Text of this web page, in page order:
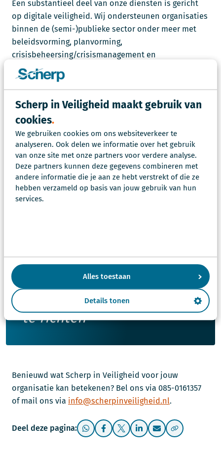
Scherp in Veiligheid maakt gebruik van
cookies
We gebruiken cookies om ons websiteverkeer te
analyseren. Ook delen we informatie over het gebruik
van onze site met onze partners voor verdere analyse.
Deze partners kunnen deze gegevens combineren met
andere informatie die je aan ze hebt verstrekt of die ze
hebben verzameld op basis van jouw gebruik van hun
services.
Alles toestaan
Details tonen
Een substantieel deel van onze diensten is gericht
op digitale veiligheid. Wij ondersteunen organisaties
binnen de (semi-)publieke sector onder meer met
beleidsvorming, planvorming,
crisisbeheersing/crisismanagement en
bedrijfscontinuïteit.
Zo ondersteunen wij meerdere gemeenten in
Nederland met beleidsvorming voor digitale
veiligheid en het uitvoeren van cyberprojecten als
HackShield, en helpen wij meerdere organisaties met
oefenen, trainen en opleiden voor
cybercrisismanagement. Dat laatste doen we onder
meer via een cybercrisissimulatie. We richten ons
met onze cyberdiensten vooral op de
organisatorische en tactisch-strategische kant.
bij aan digitale veiligheid
in Nederland door zich op
de factor mens en gedrag
te richten
Benieuwd wat Scherp in Veiligheid voor jouw
organisatie kan betekenen? Bel ons via 085-0161357
of mail ons via info@scherpinveiligheid.nl.
Deel deze pagina: